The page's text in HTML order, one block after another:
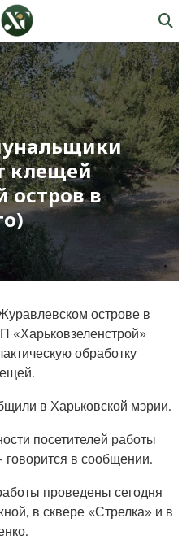
клещей
остров в
острове в
«Харьковзеленстрой»
обработку
в Харьковской мэрии.
посетителей работы
говорится в сообщении.
проведены сегодня
в сквере «Стрелка» и в